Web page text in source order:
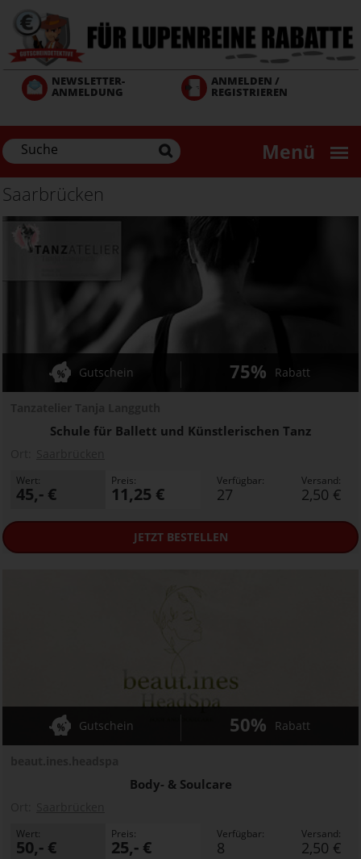
zum
Inhalt
NEWSLETTER-
ANMELDUNG
ANMELDEN /
REGISTRIEREN
Menü
Saarbrücken
Schule für Ballett und Künstlerischen Tanz
Gutschein 75% Rabatt
Wert:
45,- €
Preis:
11,25 €
Verfügbar:
27
Versand:
2,50 €
JETZTBESTELLEN
Body- & Soulcare
Gutschein 50% Rabatt
Wert:
50,- €
Preis:
25,- €
Verfügbar:
8
Versand:
2,50 €